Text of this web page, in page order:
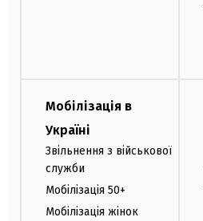
Мобілізація в
Україні
Звільнення з військової
служби
Мобілізація 50+
Мобілізація жінок